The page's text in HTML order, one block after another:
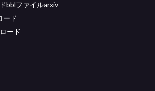
bblファイルarxiv
ード
ード